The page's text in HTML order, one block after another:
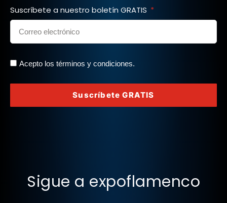
Suscríbete a nuestro boletín GRATIS
Acepto los términos y condiciones.
Suscríbete GRATIS
Sigue a expoflamenco